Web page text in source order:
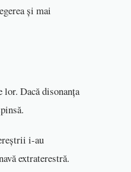
și mai
Dacă disonanța
i-au
extraterestră.